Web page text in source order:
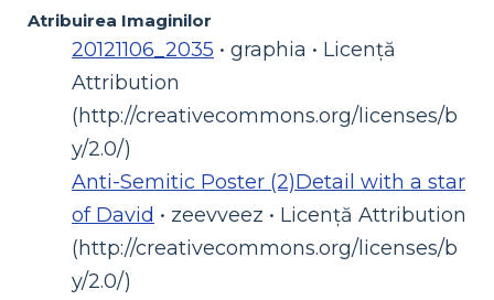
Atribuirea Imaginilor
20121106_2035 • graphia • Licență
Attribution
(http://creativecommons.org/licenses/b
y/2.0/)
Anti-Semitic Poster (2)Detail with a star
of David • zeevveez • Licență Attribution
(http://creativecommons.org/licenses/b
y/2.0/)